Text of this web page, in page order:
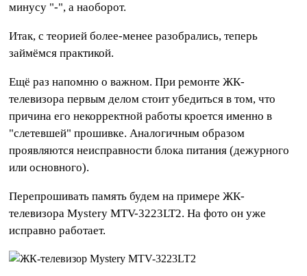
минусу "-", а наоборот.
Итак, с теорией более-менее разобрались, теперь
займёмся практикой.
Ещё раз напомню о важном. При ремонте ЖК-
телевизора первым делом стоит убедиться в том, что
причина его некорректной работы кроется именно в
"слетевшей" прошивке. Аналогичным образом
проявляются неисправности блока питания (дежурного
или основного).
Перепрошивать память будем на примере ЖК-
телевизора Mystery MTV-3223LT2. На фото он уже
исправно работает.